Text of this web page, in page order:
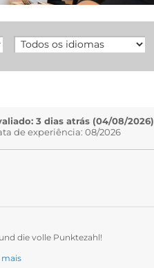
3 dias atrás (04/08/2026)
de experiência: 08/2026
die volle Punktezahl!
mais